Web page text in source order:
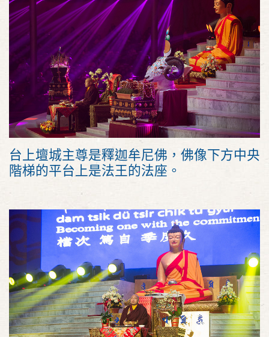
台上壇城主尊是釋迦牟尼佛，佛像下方中央
階梯的平台上是法王的法座。